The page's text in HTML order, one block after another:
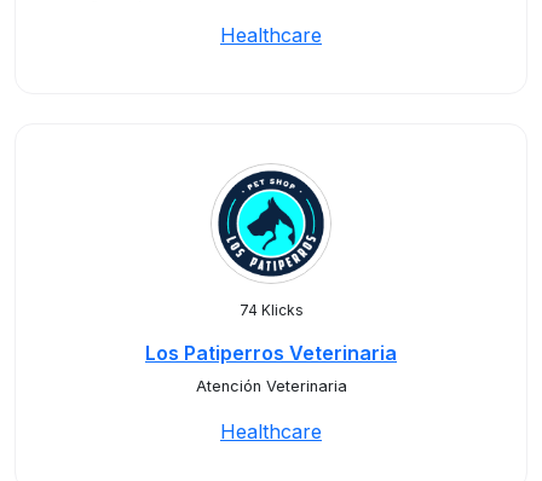
Healthcare
74 Klicks
Los Patiperros Veterinaria
Atención Veterinaria
Healthcare